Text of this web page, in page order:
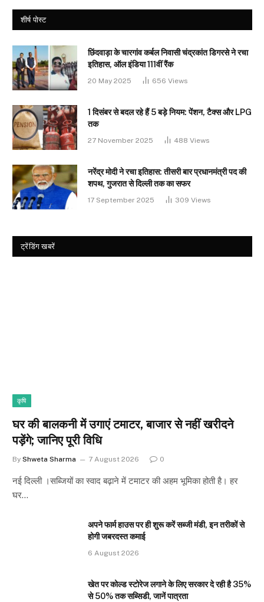
शीर्ष पोस्ट
छिंदवाड़ा के चारगांव कर्बल निवासी चंद्रकांत डिगरसे ने रचा
इतिहास, ऑल इंडिया 111वीं रैंक
20 May 2025 656 Views
1 दिसंबर से बदल रहे हैं 5 बड़े नियम: पेंशन, टैक्स और LPG
तक
27 November 2025 488 Views
नरेंद्र मोदी ने रचा इतिहास: तीसरी बार प्रधानमंत्री पद की
शपथ, गुजरात से दिल्ली तक का सफर
17 September 2025 309 Views
ट्रेंडिंग खबरें
कृषि
घर की बालकनी में उगाएं टमाटर, बाजार से नहीं खरीदने
पड़ेंगे; जानिए पूरी विधि
By Shweta Sharma 7 August 2026 0
नई दिल्ली ।सब्जियों का स्वाद बढ़ाने में टमाटर की अहम भूमिका होती है। हर
घर…
अपने फार्म हाउस पर ही शुरू करें सब्जी मंडी, इन तरीकों से
होगी जबरदस्त कमाई
6 August 2026
खेत पर कोल्ड स्टोरेज लगाने के लिए सरकार दे रही है 35%
से 50% तक सब्सिडी, जानें पात्रता